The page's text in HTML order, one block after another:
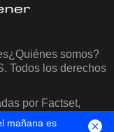
¿Quiénes somos?
Todos los derechos
por Factset,
IQ
mañana es